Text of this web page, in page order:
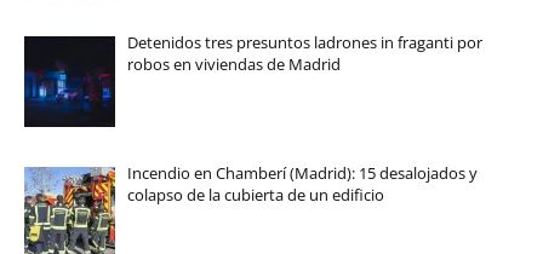
Detenidos tres presuntos ladrones in fraganti por
robos en viviendas de Madrid
Incendio en Chamberí (Madrid): 15 desalojados y
colapso de la cubierta de un edificio